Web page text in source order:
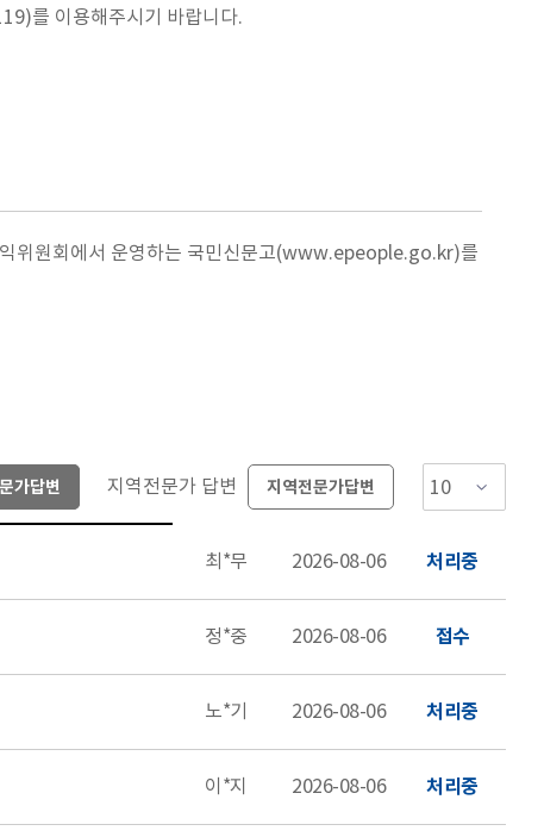
를 이용해주시기 바랍니다.
위원회에서 운영하는 국민신문고(www.epeople.go.kr)를
가답변 지역전문가 답변 지역전문가답변
최*무 2026-08-06 처리중
정*중 2026-08-06 접수
노*기 2026-08-06 처리중
이*지 2026-08-06 처리중